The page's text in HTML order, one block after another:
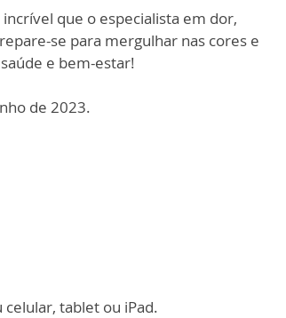
que o especialista em dor,
se para mergulhar nas cores e
e bem-estar!
de 2023.
tablet ou iPad.